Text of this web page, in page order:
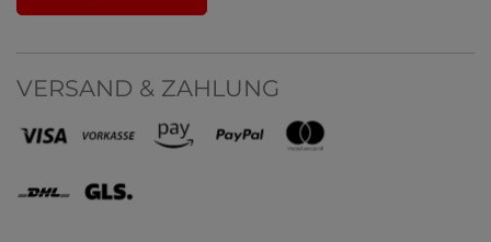
VERSAND & ZAHLUNG